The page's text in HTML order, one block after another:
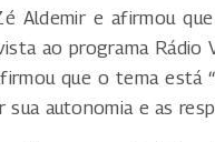
Aldemir e afirmou que
ao programa Rádio
que o tema está
sua autonomia e as